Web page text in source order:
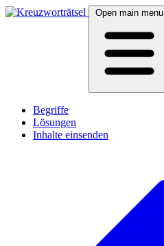
Open main menu
Begriffe
Lösungen
Inhalte einsenden